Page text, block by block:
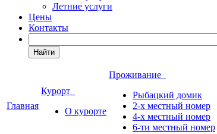
Летние услуги
Цены
Контакты
Найти
Главная
Курорт
О курорте
Проживание
Рыбацкий домик
2-х местный номер
4-х местный номер
6-ти местный номер